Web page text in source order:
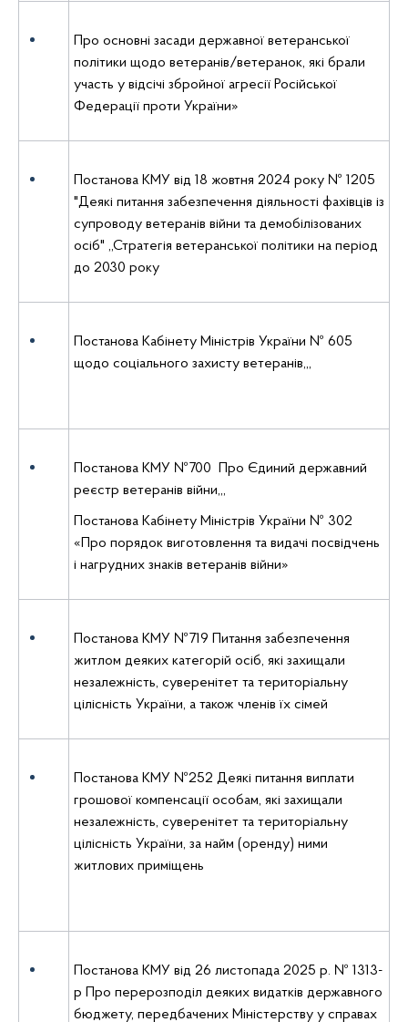
Про основні засади державної ветеранської
політики щодо ветеранів/ветеранок, які брали
участь у відсічі збройної агресії Російської
Федерації проти України»
Постанова КМУ від 18 жовтня 2024 року № 1205
"Деякі питання забезпечення діяльності фахівців із
супроводу ветеранів війни та демобілізованих
осіб" ,,Стратегія ветеранської політики на період
до 2030 року
Постанова Кабінету Міністрів України № 605
щодо соціального захисту ветеранів,,,
Постанова КМУ №700 Про Єдиний державний
реєстр ветеранів війни,,,
Постанова Кабінету Міністрів України № 302
«Про порядок виготовлення та видачі посвідчень
і нагрудних знаків ветеранів війни»
Постанова КМУ №719 Питання забезпечення
житлом деяких категорій осіб, які захищали
незалежність, суверенітет та територіальну
цілісність України, а також членів їх сімей
Постанова КМУ №252 Деякі питання виплати
грошової компенсації особам, які захищали
незалежність, суверенітет та територіальну
цілісність України, за найм (оренду) ними
житлових приміщень
Постанова КМУ від 26 листопада 2025 р. № 1313-
р Про перерозподіл деяких видатків державного
бюджету, передбачених Міністерству у справах